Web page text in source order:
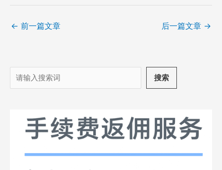
← 前一篇文章 后一篇文章 →
搜
索
搜索